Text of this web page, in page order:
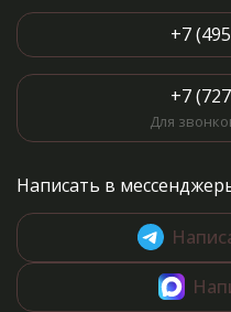
+7
+7
Для
Написать в